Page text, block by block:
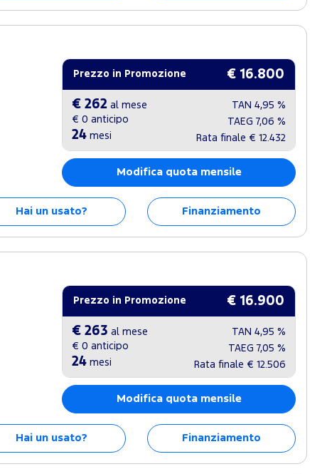
Prezzo in Promozione € 16.800
€ 262 al mese
€ 0 anticipo
24 mesi
TAN 4,95 %
TAEG 7,06 %
Rata finale € 12.432
Modifica quota mensile
Hai un usato? Finanziamento
Prezzo in Promozione € 16.900
€ 263 al mese
€ 0 anticipo
24 mesi
TAN 4,95 %
TAEG 7,05 %
Rata finale € 12.506
Modifica quota mensile
Hai un usato? Finanziamento